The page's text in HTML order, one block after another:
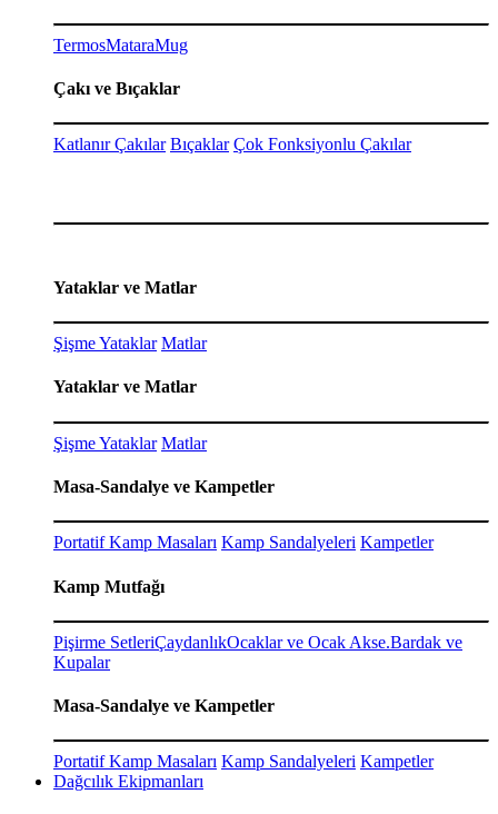
TermosMataraMug
Çakı ve Bıçaklar
Katlanır Çakılar Bıçaklar Çok Fonksiyonlu Çakılar
Yataklar ve Matlar
Şişme Yataklar Matlar
Yataklar ve Matlar
Şişme Yataklar Matlar
Masa-Sandalye ve Kampetler
Portatif Kamp Masaları Kamp Sandalyeleri Kampetler
Kamp Mutfağı
Pişirme SetleriÇaydanlıkOcaklar ve Ocak Akse.Bardak ve
Kupalar
Masa-Sandalye ve Kampetler
Portatif Kamp Masaları Kamp Sandalyeleri Kampetler
Dağcılık Ekipmanları